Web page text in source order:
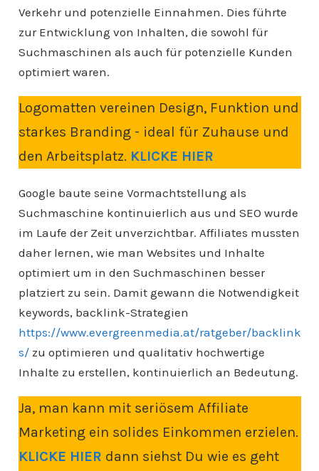
Verkehr und potenzielle Einnahmen. Dies führte
zur Entwicklung von Inhalten, die sowohl für
Suchmaschinen als auch für potenzielle Kunden
optimiert waren.
Logomatten vereinen Design, Funktion und
starkes Branding - ideal für Zuhause und
den Arbeitsplatz. KLICKE HIER
Google baute seine Vormachtstellung als
Suchmaschine kontinuierlich aus und SEO wurde
im Laufe der Zeit unverzichtbar. Affiliates mussten
daher lernen, wie man Websites und Inhalte
optimiert um in den Suchmaschinen besser
platziert zu sein. Damit gewann die Notwendigkeit
keywords, backlink-Strategien
https://www.evergreenmedia.at/ratgeber/backlink
s/zu optimieren und qualitativ hochwertige
Inhalte zu erstellen, kontinuierlich an Bedeutung.
Ja, man kann mit seriösem Affiliate
Marketing ein solides Einkommen erzielen.
KLICKE HIER dann siehst Du wie es geht